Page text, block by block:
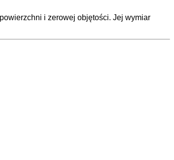
i zerowej objętości. Jej wymiar